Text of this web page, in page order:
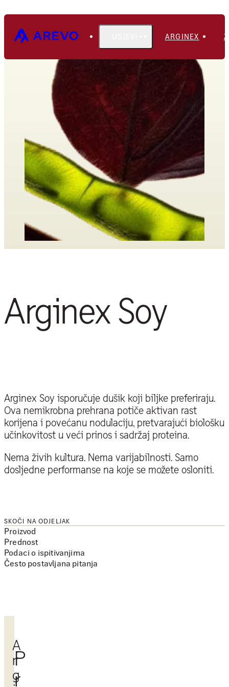
ARGINEX
Arginex Soy
Arginex Soy isporučuje dušik koji biljke preferiraju.
Ova nemikrobna prehrana potiče aktivan rast
korijena i povećanu nodulaciju, pretvarajući biološku
učinkovitost u veći prinos i sadržaj proteina.
Nema živih kultura. Nema varijabilnosti. Samo
dosljedne performanse na koje se možete osloniti.
SKOČI NA ODJELJAK
Proizvod
Prednost
Podaci o ispitivanjima
Često postavljana pitanja
A
r
g
P
r